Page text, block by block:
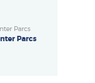
Parcs
Parcs